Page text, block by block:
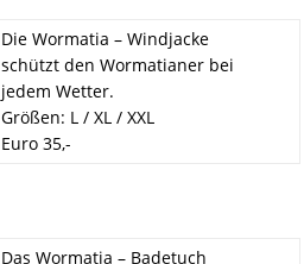
Die Wormatia – Windjacke
schützt den Wormatianer bei
jedem Wetter.
Größen: L / XL / XXL
Euro 35,-
Das Wormatia – Badetuch